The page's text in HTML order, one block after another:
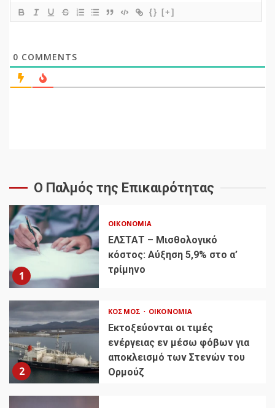
{} [+]
0 COMMENTS
Ο Παλμός της Επικαιρότητας
1
ΟΙΚΟΝΟΜΊΑ
ΕΛΣΤΑΤ – Μισθολογικό
κόστος: Αύξηση 5,9% στο α’
τρίμηνο
2
ΚΌΣΜΟΣ ΟΙΚΟΝΟΜΊΑ
Εκτοξεύονται οι τιμές
ενέργειας εν μέσω φόβων για
αποκλεισμό των Στενών του
Ορμούζ